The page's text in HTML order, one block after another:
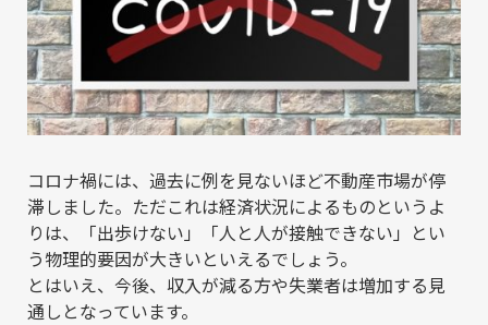
コロナ禍には、過去に例を見ないほど不動産市場が停
滞しました。ただこれは経済状況によるものというよ
りは、「出歩けない」「人と人が接触できない」とい
う物理的要因が大きいといえるでしょう。
とはいえ、今後、収入が減る方や失業者は増加する見
通しとなっています。